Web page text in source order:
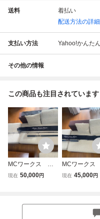
送料
着払い
配送方法の詳細
支払い方法 Yahoo!かんた
その他の情報
この商品も注目されています
MCワークス ス
ローハンド777TS
現在 50,000円
MCワークス
ローハンド
現在 45,000円